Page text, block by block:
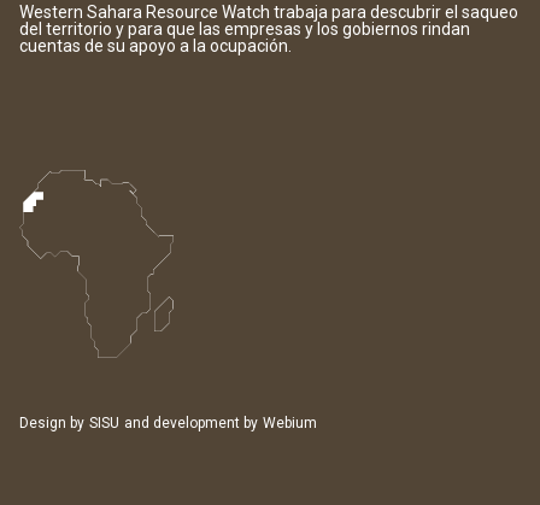
Western Sahara Resource Watch trabaja para descubrir el saqueo
del territorio y para que las empresas y los gobiernos rindan
cuentas de su apoyo a la ocupación.
Design by SISU and development by Webium